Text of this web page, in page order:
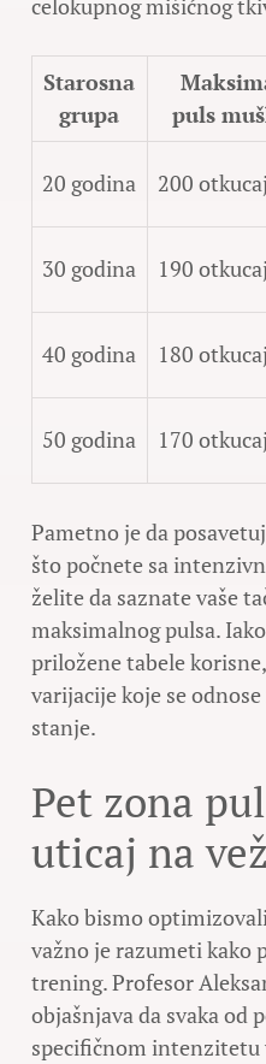
celokupnog mišićnog
Starosna
grupa
puls
20 godina 200
30 godina 190
40 godina 180
50 godina 170
Pametno je da
što počnete sa
želite da saznate vaše
maksimalnog pulsa.
priložene tabele
varijacije koje se
stanje.
Pet zona
uticaj na
Kako bismo
važno je razumeti kako
trening. Profesor
objašnjava da svaka od
specifičnom intenzitetu